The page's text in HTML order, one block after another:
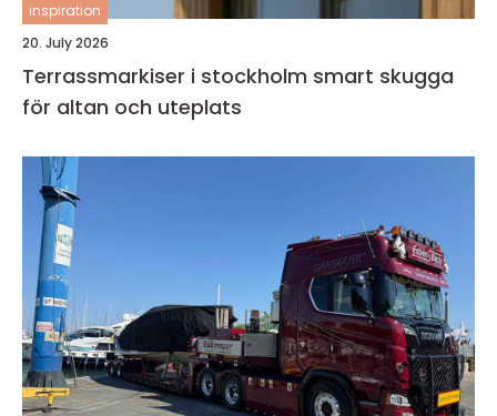
inspiration
20. July 2026
Terrassmarkiser i stockholm smart skugga
för altan och uteplats